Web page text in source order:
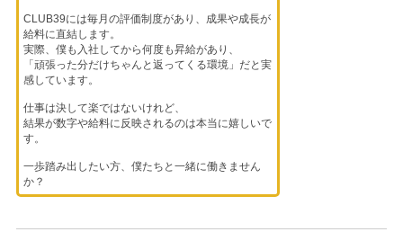
CLUB39には毎月の評価制度があり、成果や成長が
給料に直結します。
実際、僕も入社してから何度も昇給があり、
「頑張った分だけちゃんと返ってくる環境」だと実
感しています。
仕事は決して楽ではないけれど、
結果が数字や給料に反映されるのは本当に嬉しいで
す。
一歩踏み出したい方、僕たちと一緒に働きません
か？